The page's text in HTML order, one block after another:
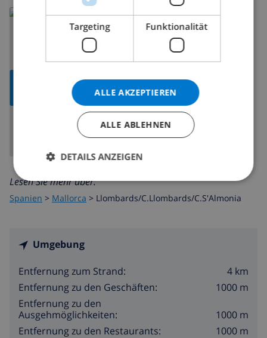
ANZEIGEN
Lesen Sie mehr über:
Spanien > Mallorca > Llombards/C.Llombards/C.S'Almonia
Umgebung
Entfernung zum Strand:
4 km
Entfernung zu den Geschäften:
1000 m
Entfernung zu den
Ausgehmöglichkeiten:
1000 m
Entfernung zu den Restaurants:
1000 m
Targeting Funktionalität
ALLE AKZEPTIEREN
ALLE ABLEHNEN
DETAILS ANZEIGEN